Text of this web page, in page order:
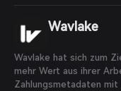
العربية
Español
Português (Brasil)
Español (Argentina)
Wavlake
Wavlake hat sich zum
mehr Wert aus ihrer
Zahlungsmetadaten